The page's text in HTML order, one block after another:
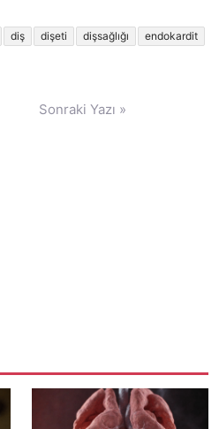
diş dişeti dişsağlığı
endokardit
Sonraki Yazı »